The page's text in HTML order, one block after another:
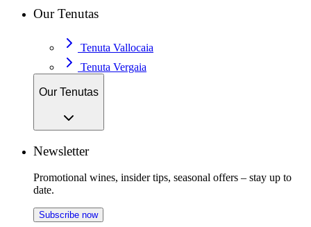
Our Tenutas
Tenuta Vallocaia
Tenuta Vergaia
Our Tenutas
Newsletter
Promotional wines, insider tips, seasonal offers – stay up to
date.
Subscribe now